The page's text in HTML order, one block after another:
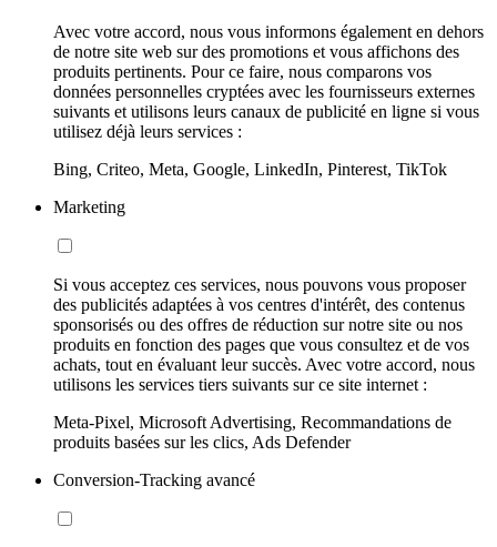
Avec votre accord, nous vous informons également en dehors
de notre site web sur des promotions et vous affichons des
produits pertinents. Pour ce faire, nous comparons vos
données personnelles cryptées avec les fournisseurs externes
suivants et utilisons leurs canaux de publicité en ligne si vous
utilisez déjà leurs services :
Bing, Criteo, Meta, Google, LinkedIn, Pinterest, TikTok
Marketing
Si vous acceptez ces services, nous pouvons vous proposer
des publicités adaptées à vos centres d'intérêt, des contenus
sponsorisés ou des offres de réduction sur notre site ou nos
produits en fonction des pages que vous consultez et de vos
achats, tout en évaluant leur succès. Avec votre accord, nous
utilisons les services tiers suivants sur ce site internet :
Meta-Pixel, Microsoft Advertising, Recommandations de
produits basées sur les clics, Ads Defender
Conversion-Tracking avancé